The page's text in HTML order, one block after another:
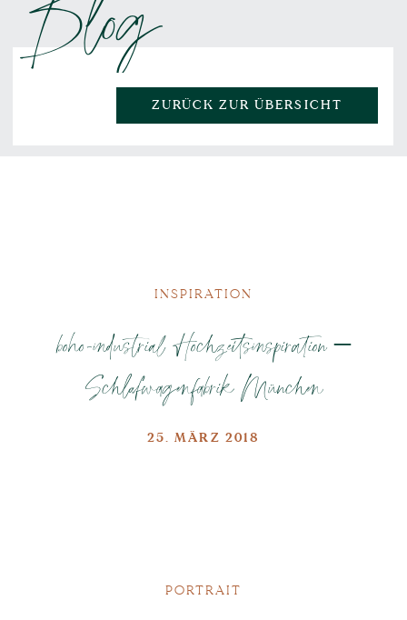
ZURÜCK ZUR ÜBERSICHT
INSPIRATION
boho-industrial Hochzeitsinspiration –
Schlafwagenfabrik München
25. MÄRZ 2018
PORTRAIT